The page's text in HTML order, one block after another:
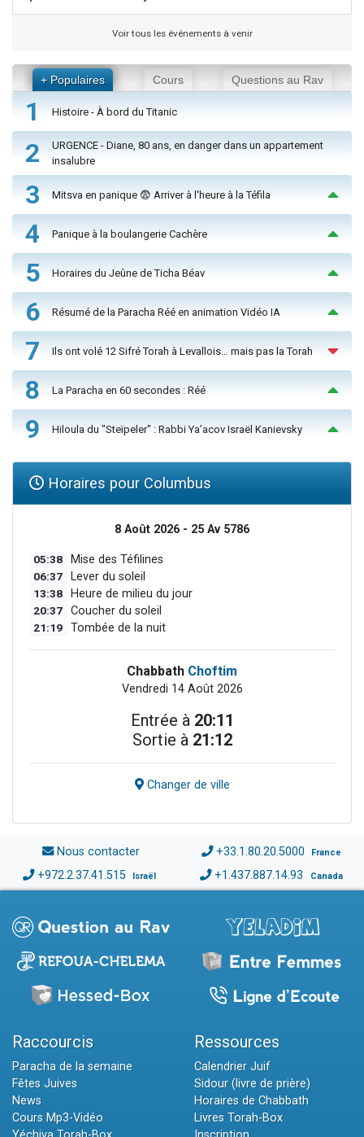
Voir tous les événements à venir
+ Populaires Cours Questions au Rav
1 Histoire - À bord du Titanic
2
URGENCE - Diane, 80 ans, en danger dans un appartement
insalubre
3 Mitsva en panique 😨 Arriver à l'heure à la Téfila
4 Panique à la boulangerie Cachère
5 Horaires du Jeûne de Ticha Béav
6 Résumé de la Paracha Réé en animation Vidéo IA
7 Ils ont volé 12 Sifré Torah à Levallois… mais pas la Torah
8 La Paracha en 60 secondes : Réé
9 Hiloula du "Steïpeler" : Rabbi Ya’acov Israël Kanievsky
Horaires pour Columbus
8 Août 2026 - 25 Av 5786
05:38 Mise des Téfilines
06:37 Lever du soleil
13:38 Heure de milieu du jour
20:37 Coucher du soleil
21:19 Tombée de la nuit
Chabbath Choftim
Vendredi 14 Août 2026
Entrée à 20:11
Sortie à 21:12
Changer de ville
Nous contacter +33.1.80.20.5000 France
+972.2.37.41.515 Israël +1.437.887.14.93 Canada
Raccourcis
Paracha de la semaine
Fêtes Juives
News
Cours Mp3-Vidéo
Ressources
Calendrier Juif
Sidour (livre de prière)
Horaires de Chabbath
Livres Torah-Box